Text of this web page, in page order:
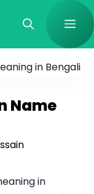
Name
in